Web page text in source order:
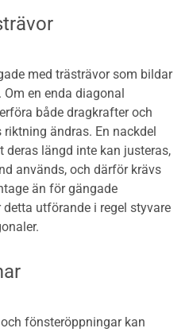
med trästrävor som bildar
en enda diagonal
både dragkrafter och
ändras. En nackdel
deras längd inte kan justeras,
används, och därför krävs
än för gängade
utförande i regel styvare
fönsteröppningar kan